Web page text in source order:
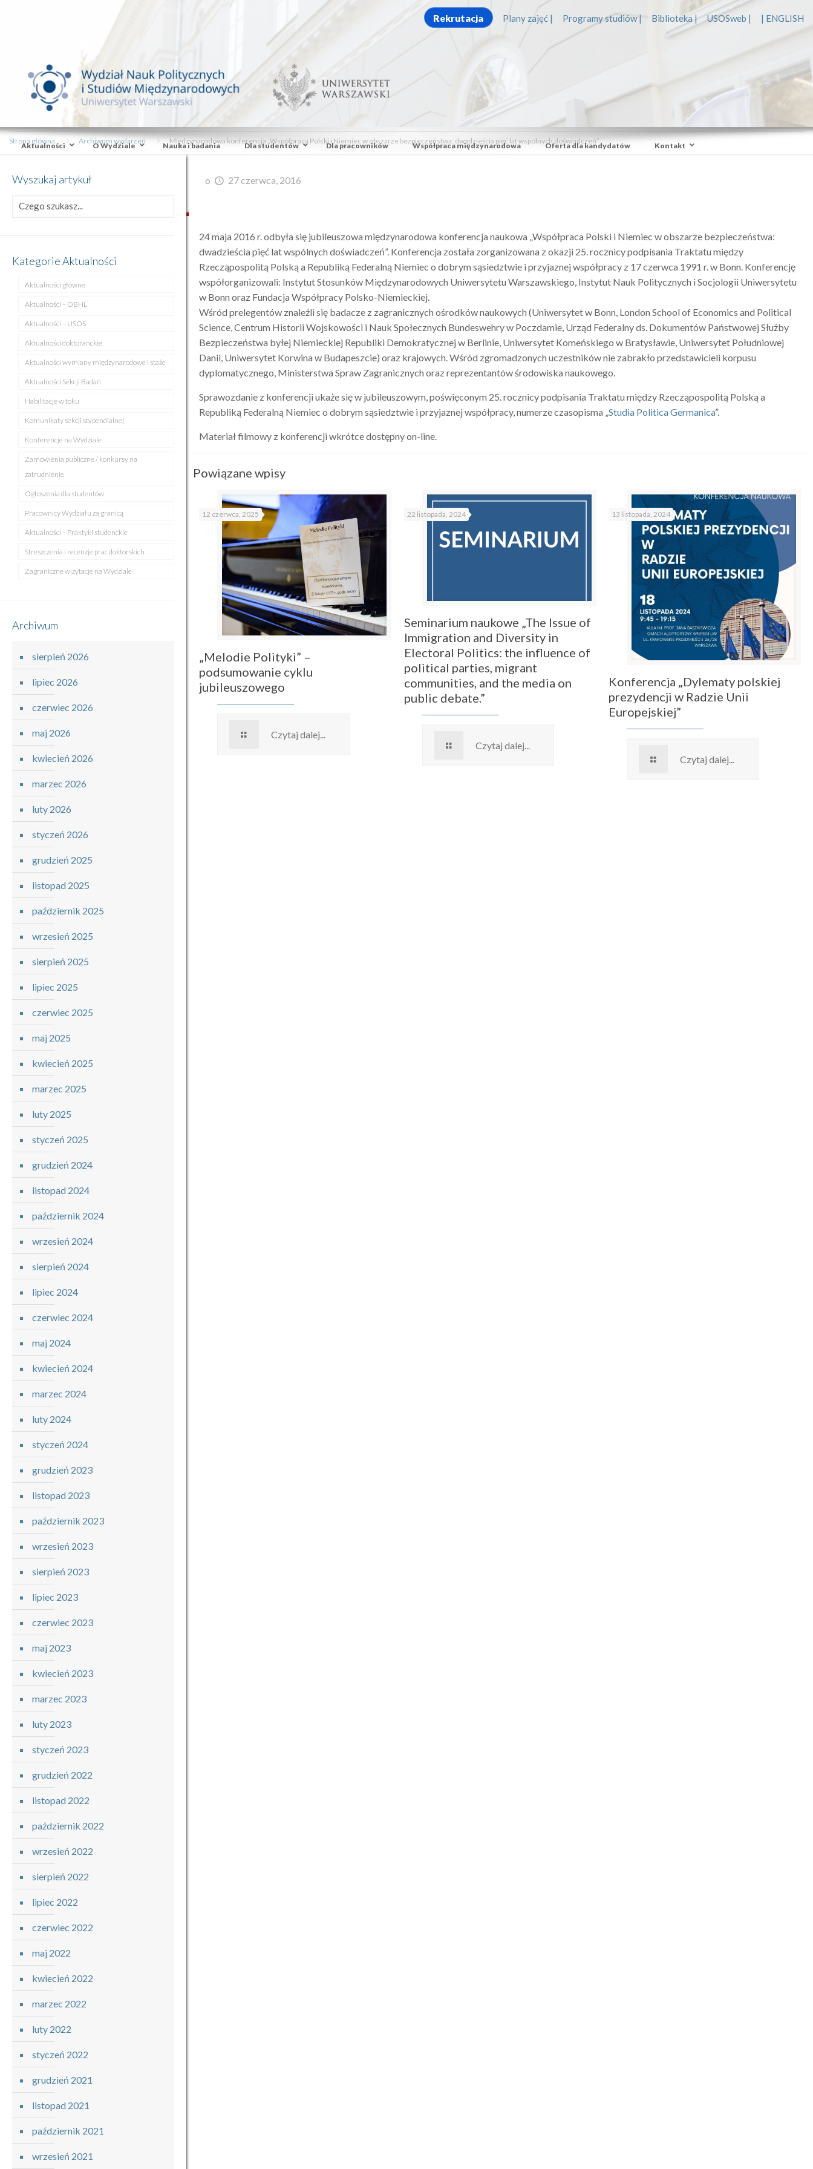
Rekrutacja Plany zajęć | Programy studiów | Biblioteka | USOSweb | | ENGLISH
Aktualności O Wydziale Nauka i badania Dla studentów Dla pracowników Współpraca międzynarodowa Oferta dla kandydatów Kontakt
Strona główna Archiwum wydarzeń Międzynarodowa konferencja „Współpraca Polski i Niemiec w obszarze bezpieczeństwa: dwadzieścia pięć lat wspólnych doświadczeń”
o 27 czerwca, 2016
24 maja 2016 r. odbyła się jubileuszowa międzynarodowa konferencja naukowa „Współpraca Polski i Niemiec w obszarze bezpieczeństwa:
dwadzieścia pięć lat wspólnych doświadczeń”. Konferencja została zorganizowana z okazji 25. rocznicy podpisania Traktatu między
Rzecząpospolitą Polską a Republiką Federalną Niemiec o dobrym sąsiedztwie i przyjaznej współpracy z 17 czerwca 1991 r. w Bonn. Konferencję
współorganizowali: Instytut Stosunków Międzynarodowych Uniwersytetu Warszawskiego, Instytut Nauk Politycznych i Socjologii Uniwersytetu
w Bonn oraz Fundacja Współpracy Polsko-Niemieckiej.
Wśród prelegentów znaleźli się badacze z zagranicznych ośrodków naukowych (Uniwersytet w Bonn, London School of Economics and Political
Science, Centrum Historii Wojskowości i Nauk Społecznych Bundeswehry w Poczdamie, Urząd Federalny ds. Dokumentów Państwowej Służby
Bezpieczeństwa byłej Niemieckiej Republiki Demokratycznej w Berlinie, Uniwersytet Komeńskiego w Bratysławie, Uniwersytet Południowej
Danii, Uniwersytet Korwina w Budapeszcie) oraz krajowych. Wśród zgromadzonych uczestników nie zabrakło przedstawicieli korpusu
dyplomatycznego, Ministerstwa Spraw Zagranicznych oraz reprezentantów środowiska naukowego.
Sprawozdanie z konferencji ukaże się w jubileuszowym, poświęconym 25. rocznicy podpisania Traktatu między Rzecząpospolitą Polską a
Republiką Federalną Niemiec o dobrym sąsiedztwie i przyjaznej współpracy, numerze czasopisma „Studia Politica Germanica”.
Materiał filmowy z konferencji wkrótce dostępny on-line.
Powiązane wpisy
12 czerwca, 2025
„Melodie Polityki” –
podsumowanie cyklu
jubileuszowego
Czytaj dalej...
22 listopada, 2024
Seminarium naukowe „The Issue of
Immigration and Diversity in
Electoral Politics: the influence of
political parties, migrant
communities, and the media on
public debate.”
Czytaj dalej...
13 listopada, 2024
Konferencja „Dylematy polskiej
prezydencji w Radzie Unii
Europejskiej”
Czytaj dalej...
Wyszukaj artykuł
Kategorie Aktualności
Aktualności główne
Aktualności – OBHL
Aktualności – USOS
Aktualności doktoranckie
Aktualności wymiany międzynarodowe i staże
Aktualności Sekcji Badań
Habilitacje w toku
Komunikaty sekcji stypendialnej
Konferencje na Wydziale
Zamówienia publiczne / konkursy na
zatrudnienie
Ogłoszenia dla studentów
Pracownicy Wydziału za granicą
Aktualności – Praktyki studenckie
Streszczenia i recenzje prac doktorskich
Zagraniczne wizytacje na Wydziale
Archiwum
sierpień 2026
lipiec 2026
czerwiec 2026
maj 2026
kwiecień 2026
marzec 2026
luty 2026
styczeń 2026
grudzień 2025
listopad 2025
październik 2025
wrzesień 2025
sierpień 2025
lipiec 2025
czerwiec 2025
maj 2025
kwiecień 2025
marzec 2025
luty 2025
styczeń 2025
grudzień 2024
listopad 2024
październik 2024
wrzesień 2024
sierpień 2024
lipiec 2024
czerwiec 2024
maj 2024
kwiecień 2024
marzec 2024
luty 2024
styczeń 2024
grudzień 2023
listopad 2023
październik 2023
wrzesień 2023
sierpień 2023
lipiec 2023
czerwiec 2023
maj 2023
kwiecień 2023
marzec 2023
luty 2023
styczeń 2023
grudzień 2022
listopad 2022
październik 2022
wrzesień 2022
sierpień 2022
lipiec 2022
czerwiec 2022
maj 2022
kwiecień 2022
marzec 2022
luty 2022
styczeń 2022
grudzień 2021
listopad 2021
październik 2021
wrzesień 2021